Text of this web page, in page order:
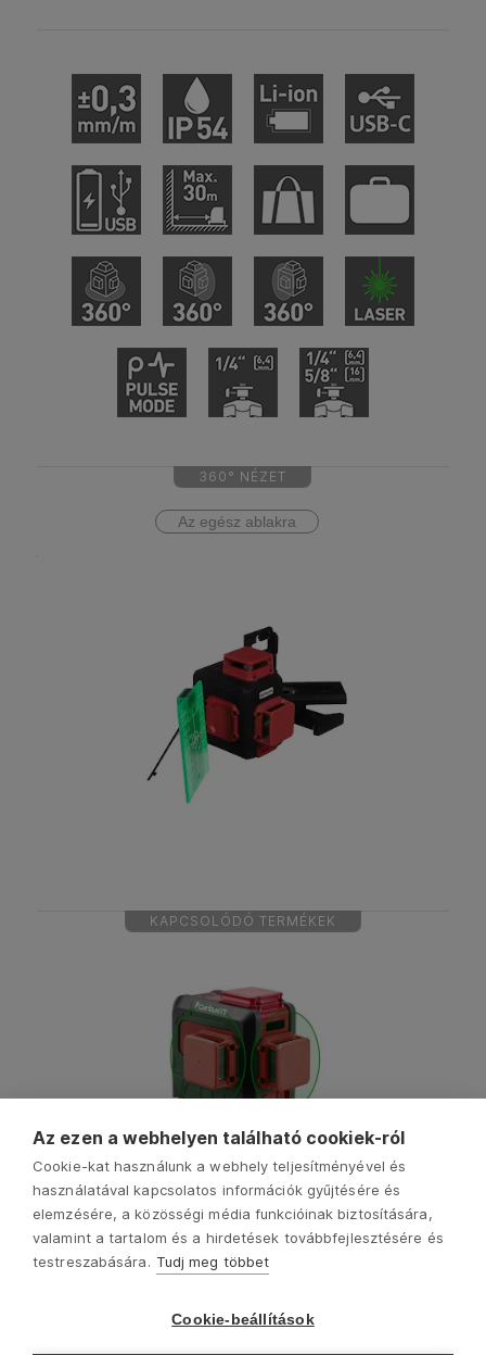
360° NÉZET
Az egész ablakra
KAPCSOLÓDÓ TERMÉKEK
Az ezen a webhelyen található cookiek-ról
Cookie-kat használunk a webhely teljesítményével és
használatával kapcsolatos információk gyűjtésére és
elemzésére, a közösségi média funkcióinak biztosítására,
valamint a tartalom és a hirdetések továbbfejlesztésére és
testreszabására. Tudj meg többet
Cookie-beállítások